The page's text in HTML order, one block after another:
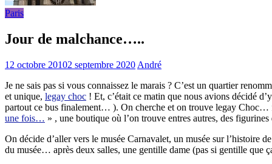
Paris
Jour de malchance…..
12 octobre 20102 septembre 2020 André
Je ne sais pas si vous connaissez le marais ? C’est un quartier
et unique, legay choc ! Et, c’était ce matin que nous avions décidé
partout ce bus finalement… ). On cherche et on trouve legay
une fois… » , une boutique où l’on trouve entres autres, des
On décide d’aller vers le musée Carnavalet, un musée sur l’histoire
du musée… après deux salles, une gentille dame (pas si gentille que